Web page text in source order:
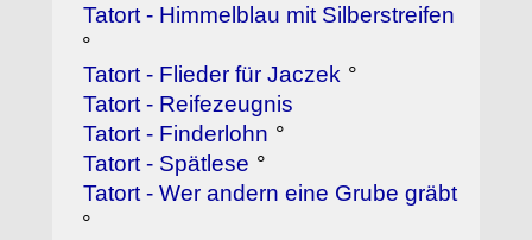
Tatort - Himmelblau mit Silberstreifen
°
Tatort - Flieder für Jaczek °
Tatort - Reifezeugnis
Tatort - Finderlohn °
Tatort - Spätlese °
Tatort - Wer andern eine Grube gräbt
°